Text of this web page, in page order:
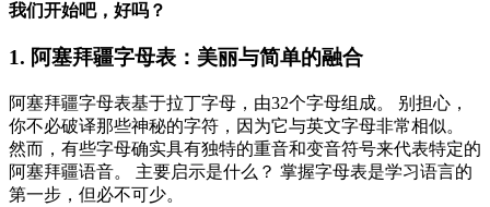
我们开始吧，好吗？
1. 阿塞拜疆字母表：美丽与简单的融合
阿塞拜疆字母表基于拉丁字母，由32个字母组成。 别担心，
你不必破译那些神秘的字符，因为它与英文字母非常相似。
然而，有些字母确实具有独特的重音和变音符号来代表特定的
阿塞拜疆语音。 主要启示是什么？ 掌握字母表是学习语言的
第一步，但必不可少。